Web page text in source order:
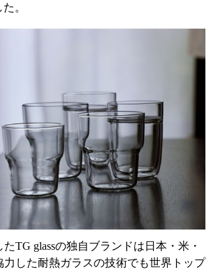
。
TG glassの独自ブランドは日本・米・
力した耐熱ガラスの技術でも世界トップ